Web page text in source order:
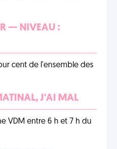
— NIVEAU :
cent de l'ensemble des
J'AI MAL
VDM entre 6 h et 7 h du